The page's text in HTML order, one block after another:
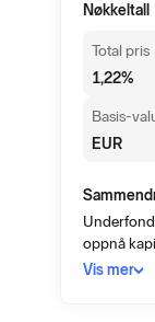
Nøkkeltall
Total pris
1,22%
Basis-
EUR
oppnå
virkningen
Vis mer